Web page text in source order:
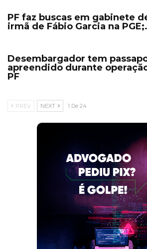
PF faz buscas em gabinete
irmã de Fábio Garcia na
Desembargador tem
apreendido durante
PF
PREV NEXT 1 De 24